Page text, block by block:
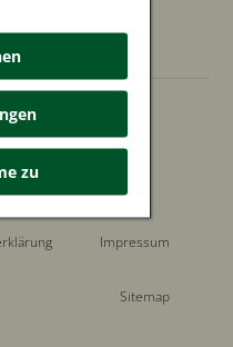
Impressum
Sitemap
zu